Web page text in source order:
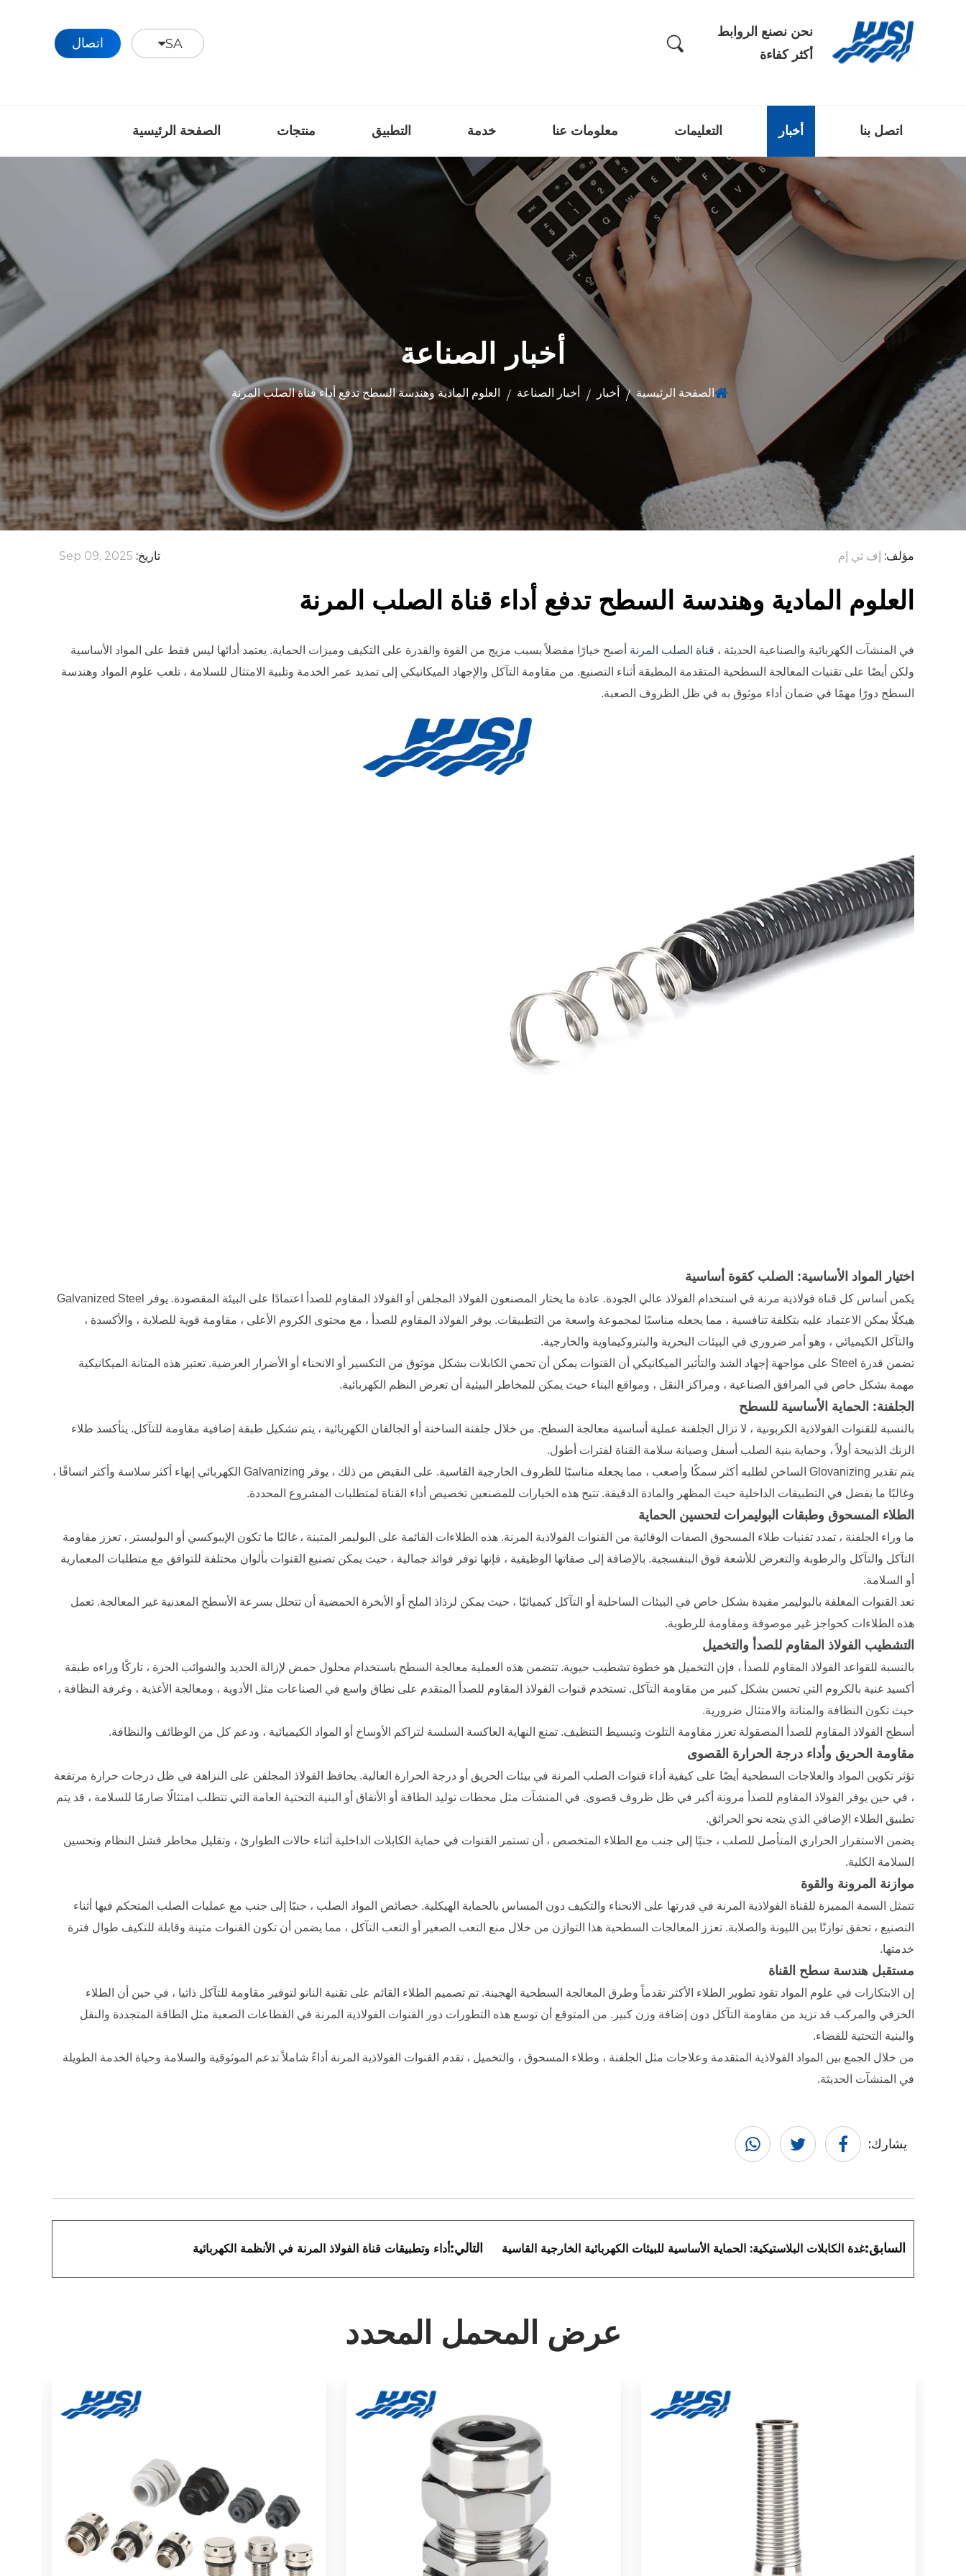
نحن نصنع الروابط
أكثر كفاءة
SA اتصال
الصفحة الرئيسية منتجات التطبيق خدمة معلومات عنا التعليمات أخبار اتصل بنا
أخبار الصناعة
الصفحة الرئيسية / أخبار / أخبار الصناعة / العلوم المادية وهندسة السطح تدفع أداء قناة الصلب المرنة
مؤلف: إف تي إم تاريخ: Sep 09, 2025
العلوم المادية وهندسة السطح تدفع أداء قناة الصلب المرنة
في المنشآت الكهربائية والصناعية الحديثة ، قناة الصلب المرنة أصبح خيارًا مفضلاً بسبب مزيج من القوة والقدرة على التكيف وميزات الحماية. يعتمد أدائها ليس فقط على المواد الأساسية
ولكن أيضًا على تقنيات المعالجة السطحية المتقدمة المطبقة أثناء التصنيع. من مقاومة التآكل والإجهاد الميكانيكي إلى تمديد عمر الخدمة وتلبية الامتثال للسلامة ، تلعب علوم المواد وهندسة
السطح دورًا مهمًا في ضمان أداء موثوق به في ظل الظروف الصعبة.
اختيار المواد الأساسية: الصلب كقوة أساسية
يكمن أساس كل قناة فولاذية مرنة في استخدام الفولاذ عالي الجودة. عادة ما يختار المصنعون الفولاذ المجلفن أو الفولاذ المقاوم للصدأ اعتمادًا على البيئة المقصودة. يوفر Galvanized Steel
هيكلًا يمكن الاعتماد عليه بتكلفة تنافسية ، مما يجعله مناسبًا لمجموعة واسعة من التطبيقات. يوفر الفولاذ المقاوم للصدأ ، مع محتوى الكروم الأعلى ، مقاومة قوية للصلابة ، والأكسدة ،
والتآكل الكيميائي ، وهو أمر ضروري في البيئات البحرية والبتروكيماوية والخارجية.
تضمن قدرة Steel على مواجهة إجهاد الشد والتأثير الميكانيكي أن القنوات يمكن أن تحمي الكابلات بشكل موثوق من التكسير أو الانحناء أو الأضرار العرضية. تعتبر هذه المتانة الميكانيكية
مهمة بشكل خاص في المرافق الصناعية ، ومراكز النقل ، ومواقع البناء حيث يمكن للمخاطر البيئية أن تعرض النظم الكهربائية.
الجلفنة: الحماية الأساسية للسطح
بالنسبة للقنوات الفولاذية الكربونية ، لا تزال الجلفنة عملية أساسية معالجة السطح. من خلال جلفنة الساخنة أو الجالفان الكهربائية ، يتم تشكيل طبقة إضافية مقاومة للتآكل. يتأكسد طلاء
الزنك الذبيحة أولاً ، وحماية بنية الصلب أسفل وصيانة سلامة القناة لفترات أطول.
يتم تقدير Glovanizing الساخن لطلبه أكثر سمكًا وأصعب ، مما يجعله مناسبًا للظروف الخارجية القاسية. على النقيض من ذلك ، يوفر Galvanizing الكهربائي إنهاء أكثر سلاسة وأكثر اتساقًا ،
وغالبًا ما يفضل في التطبيقات الداخلية حيث المظهر والمادة الدقيقة. تتيح هذه الخيارات للمصنعين تخصيص أداء القناة لمتطلبات المشروع المحددة.
الطلاء المسحوق وطبقات البوليمرات لتحسين الحماية
ما وراء الجلفنة ، تمدد تقنيات طلاء المسحوق الصفات الوقائية من القنوات الفولاذية المرنة. هذه الطلاءات القائمة على البوليمر المتينة ، غالبًا ما تكون الإيبوكسي أو البوليستر ، تعزز مقاومة
التآكل والتآكل والرطوبة والتعرض للأشعة فوق البنفسجية. بالإضافة إلى صفاتها الوظيفية ، فإنها توفر فوائد جمالية ، حيث يمكن تصنيع القنوات بألوان مختلفة للتوافق مع متطلبات المعمارية
أو السلامة.
تعد القنوات المغلفة بالبوليمر مفيدة بشكل خاص في البيئات الساحلية أو التآكل كيميائيًا ، حيث يمكن لرذاذ الملح أو الأبخرة الحمضية أن تتحلل بسرعة الأسطح المعدنية غير المعالجة. تعمل
هذه الطلاءات كحواجز غير موصوفة ومقاومة للرطوبة.
التشطيب الفولاذ المقاوم للصدأ والتخميل
بالنسبة للقواعد الفولاذ المقاوم للصدأ ، فإن التخميل هو خطوة تشطيب حيوية. تتضمن هذه العملية معالجة السطح باستخدام محلول حمض لإزالة الحديد والشوائب الحرة ، تاركًا وراءه طبقة
أكسيد غنية بالكروم التي تحسن بشكل كبير من مقاومة التآكل. تستخدم قنوات الفولاذ المقاوم للصدأ المتقدم على نطاق واسع في الصناعات مثل الأدوية ، ومعالجة الأغذية ، وغرفة النظافة ،
حيث تكون النظافة والمتانة والامتثال ضرورية.
أسطح الفولاذ المقاوم للصدأ المصقولة تعزز مقاومة التلوث وتبسيط التنظيف. تمنع النهاية العاكسة السلسة لتراكم الأوساخ أو المواد الكيميائية ، ودعم كل من الوظائف والنظافة.
مقاومة الحريق وأداء درجة الحرارة القصوى
تؤثر تكوين المواد والعلاجات السطحية أيضًا على كيفية أداء قنوات الصلب المرنة في بيئات الحريق أو درجة الحرارة العالية. يحافظ الفولاذ المجلفن على النزاهة في ظل درجات حرارة مرتفعة
، في حين يوفر الفولاذ المقاوم للصدأ مرونة أكبر في ظل ظروف قصوى. في المنشآت مثل محطات توليد الطاقة أو الأنفاق أو البنية التحتية العامة التي تتطلب امتثالًا صارمًا للسلامة ، قد يتم
تطبيق الطلاء الإضافي الذي يتجه نحو الحرائق.
يضمن الاستقرار الحراري المتأصل للصلب ، جنبًا إلى جنب مع الطلاء المتخصص ، أن تستمر القنوات في حماية الكابلات الداخلية أثناء حالات الطوارئ ، وتقليل مخاطر فشل النظام وتحسين
السلامة الكلية.
موازنة المرونة والقوة
تتمثل السمة المميزة للقناة الفولاذية المرنة في قدرتها على الانحناء والتكيف دون المساس بالحماية الهيكلية. خصائص المواد الصلب ، جنبًا إلى جنب مع عمليات الصلب المتحكم فيها أثناء
التصنيع ، تحقق توازنًا بين الليونة والصلابة. تعزز المعالجات السطحية هذا التوازن من خلال منع التعب الصغير أو التعب التآكل ، مما يضمن أن تكون القنوات متينة وقابلة للتكيف طوال فترة
خدمتها.
مستقبل هندسة سطح القناة
إن الابتكارات في علوم المواد تقود تطوير الطلاء الأكثر تقدماً وطرق المعالجة السطحية الهجينة. تم تصميم الطلاء القائم على تقنية النانو لتوفير مقاومة للتآكل ذاتيا ، في حين أن الطلاء
الخزفي والمركب قد تزيد من مقاومة التآكل دون إضافة وزن كبير. من المتوقع أن توسع هذه التطورات دور القنوات الفولاذية المرنة في القطاعات الصعبة مثل الطاقة المتجددة والنقل
والبنية التحتية للفضاء.
من خلال الجمع بين المواد الفولاذية المتقدمة وعلاجات مثل الجلفنة ، وطلاء المسحوق ، والتخميل ، تقدم القنوات الفولاذية المرنة أداءً شاملاً تدعم الموثوقية والسلامة وحياة الخدمة الطويلة
في المنشآت الحديثة.
يشارك:
السابق:غدة الكابلات البلاستيكية: الحماية الأساسية للبيئات الكهربائية الخارجية القاسية التالي: أداء وتطبيقات قناة الفولاذ المرنة في الأنظمة الكهربائية
عرض المحمل المحدد